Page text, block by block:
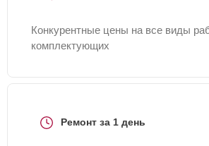
Конкурентные цены на все виды
комплектующих
Ремонт за 1 день